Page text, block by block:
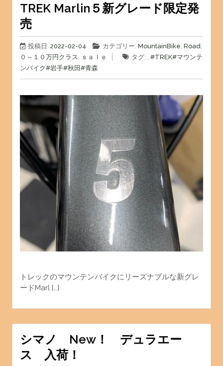
TREK Marlin５新グレード限定発
売
投稿日: 2022-02-04 カテゴリー: MountainBike Road
０～１０万円クラス
ｓａｌｅ タグ: , #TREK#マウンテ
ンバイク#岩手#秋田#青森
トレックのマウンテンバイクにリーズナブルな新グレ
ードMarl […]
シマノ New！ デュラエー
ス 入荷！